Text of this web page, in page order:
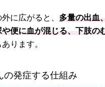
に広がると、 多量の出血
や便に血が混じる、下肢の
ります。
の発症する仕組み